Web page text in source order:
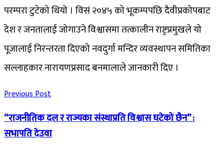
परम्परा टुटेको थियो । विसं २०४५ को भूकम्पपछि दैवीप्रकोपबाट
देश र जनतालाई जोगाउने विश्वासमा तत्कालीन राष्ट्रप्रमुखले यो
पूजालाई निरन्तरता दिएको नवदुर्गा मन्दिर व्यवस्थापन समितिका
सल्लाहकार नारायणप्रसाद बनमालाले जानकारी दिए ।
Previous Post
“राजनीतिक दल र राज्यका संस्थाप्रति विश्वास घटेको छैन” :
सभापति देउवा